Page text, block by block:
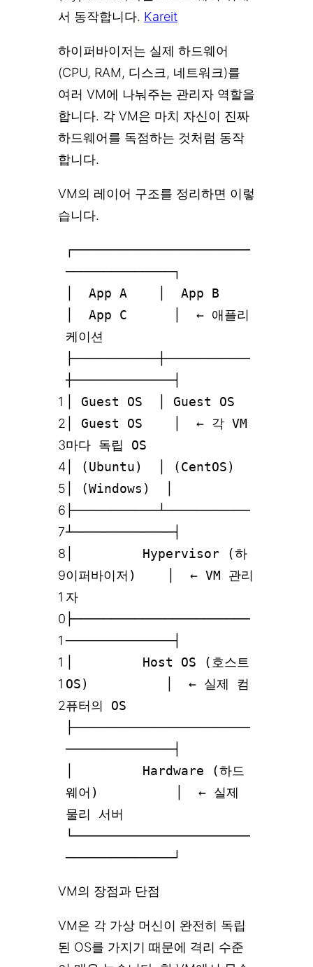
서 동작합니다. Kareit
하이퍼바이저는 실제 하드웨어
(CPU, RAM, 디스크, 네트워크)를
여러 VM에 나눠주는 관리자 역할을
합니다. 각 VM은 마치 자신이 진짜
하드웨어를 독점하는 것처럼 동작
합니다.
VM의 레이어 구조를 정리하면 이렇
습니다.
1
2
3
4
5
6
7
8
9
1
0
1
1
1
2
┌───────────────────────
──────────────┐
│ App A │ App B
│ App C │ ← 애플리
케이션
├───────────┼───────────
┼─────────────┤
│ Guest OS │ Guest OS
│ Guest OS │ ← 각 VM
마다 독립 OS
│ (Ubuntu) │ (CentOS)
│ (Windows) │
├───────────┴───────────
┴─────────────┤
│ Hypervisor (하
이퍼바이저) │ ← VM 관리
자
├───────────────────────
──────────────┤
│ Host OS (호스트
OS) │ ← 실제 컴
퓨터의 OS
├───────────────────────
──────────────┤
│ Hardware (하드
웨어) │ ← 실제
물리 서버
└───────────────────────
──────────────┘
VM의 장점과 단점
VM은 각 가상 머신이 완전히 독립
된 OS를 가지기 때문에 격리 수준